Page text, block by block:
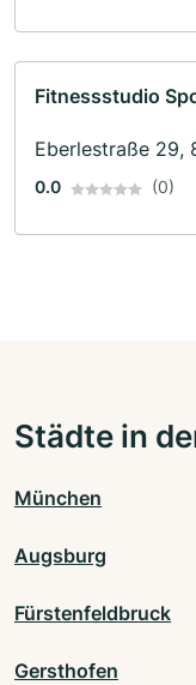
Fitnessstudio
Eberlestraße 29,
0.0 (0)
Städte in
München
Augsburg
Fürstenfeldbruck
Gersthofen